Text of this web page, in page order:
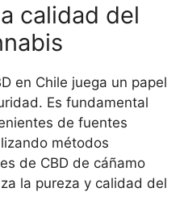
calidad del
en Chile juega un papel
Es fundamental
de fuentes
métodos
de CBD de cáñamo
la pureza y calidad del